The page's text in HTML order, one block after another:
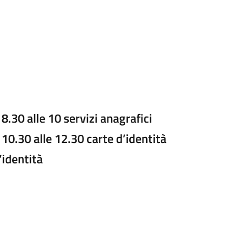
alle 10 servizi anagrafici
alle 12.30 carte d’identità